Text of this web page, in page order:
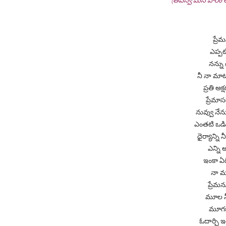
నీ నా
ప్రతి
నువ్వు
ఎంతటి
ధైర్యాన్ని
ఎన్ని
ఇంకా
నా
మూల నీ
ఓదార్చి